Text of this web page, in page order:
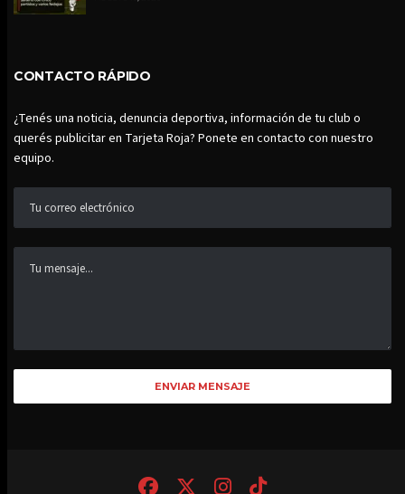
CONTACTO RÁPIDO
¿Tenés una noticia, denuncia deportiva, información de tu club o
querés publicitar en Tarjeta Roja? Ponete en contacto con nuestro
equipo.